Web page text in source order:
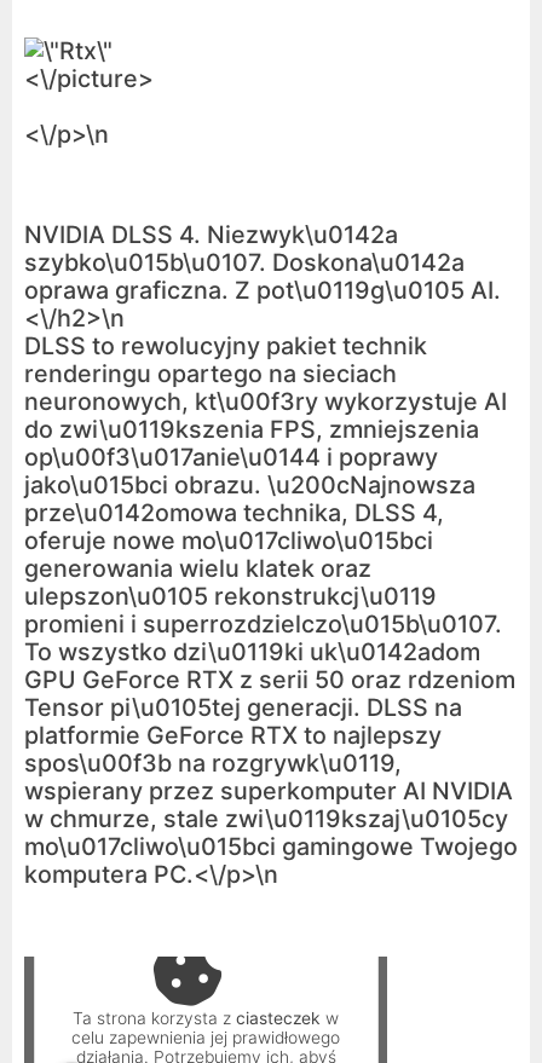
<\/picture>
<\/p>\n
NVIDIA DLSS 4. Niezwyk\u0142a
szybko\u015b\u0107. Doskona\u0142a
oprawa graficzna. Z pot\u0119g\u0105 AI.
<\/h2>\n
DLSS to rewolucyjny pakiet technik
renderingu opartego na sieciach
neuronowych, kt\u00f3ry wykorzystuje AI
do zwi\u0119kszenia FPS, zmniejszenia
op\u00f3\u017anie\u0144 i poprawy
jako\u015bci obrazu. \u200cNajnowsza
prze\u0142omowa technika, DLSS 4,
oferuje nowe mo\u017cliwo\u015bci
generowania wielu klatek oraz
ulepszon\u0105 rekonstrukcj\u0119
promieni i superrozdzielczo\u015b\u0107.
To wszystko dzi\u0119ki uk\u0142adom
GPU GeForce RTX z serii 50 oraz rdzeniom
Tensor pi\u0105tej generacji. DLSS na
platformie GeForce RTX to najlepszy
spos\u00f3b na rozgrywk\u0119,
wspierany przez superkomputer AI NVIDIA
w chmurze, stale zwi\u0119kszaj\u0105cy
mo\u017cliwo\u015bci gamingowe Twojego
komputera PC.<\/p>\n